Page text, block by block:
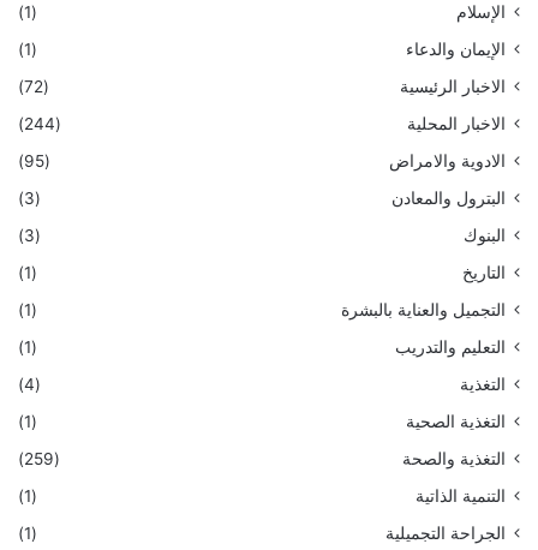
الإسلام
(1)
الإيمان والدعاء
(1)
الاخبار الرئيسية
(72)
الاخبار المحلية
(244)
الادوية والامراض
(95)
البترول والمعادن
(3)
البنوك
(3)
التاريخ
(1)
التجميل والعناية بالبشرة
(1)
التعليم والتدريب
(1)
التغذية
(4)
التغذية الصحية
(1)
التغذية والصحة
(259)
التنمية الذاتية
(1)
الجراحة التجميلية
(1)